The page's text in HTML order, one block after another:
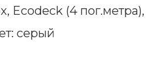
Террасные покрытия
для ступеней Deckron,
Ecodeck (4 пог.метра),
серый